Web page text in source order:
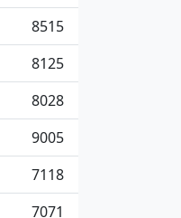
8515
8125
8028
9005
7118
7071